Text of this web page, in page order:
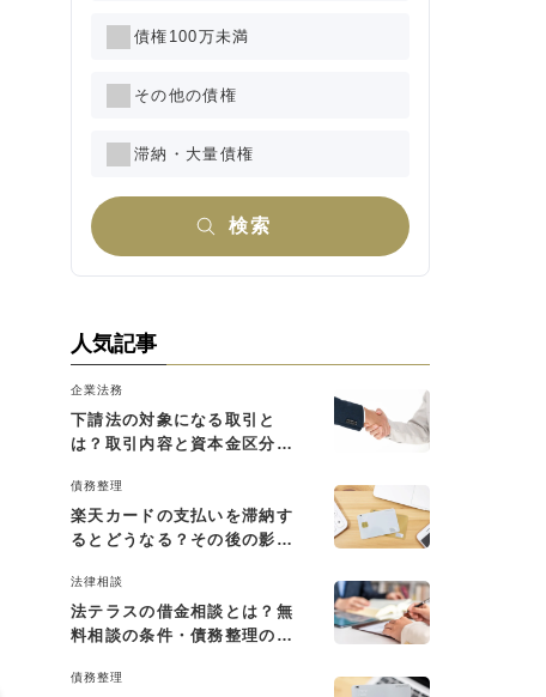
債権100万未満
その他の債権
滞納・大量債権
検索
人気記事
企業法務
下請法の対象になる取引と
は？取引内容と資本金区分に
債務整理
楽天カードの支払いを滞納す
るとどうなる？その後の影響
法律相談
法テラスの借金相談とは？無
料相談の条件・債務整理の費
債務整理